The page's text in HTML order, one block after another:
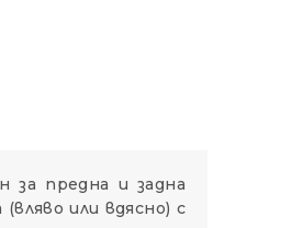
за предна и задна
или вдясно) с